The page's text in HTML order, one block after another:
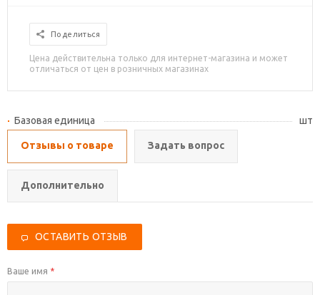
Поделиться
Цена действительна только для интернет-магазина и может
отличаться от цен в розничных магазинах
Базовая единица шт
Отзывы о товаре Задать вопрос
Дополнительно
ОСТАВИТЬ ОТЗЫВ
Ваше имя *